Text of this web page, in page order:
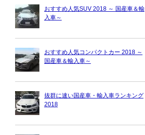
おすすめ人気SUV 2018 ～ 国産車＆輸
入車～
おすすめ人気コンパクトカー 2018 ～
国産車＆輸入車～
抜群に速い国産車・輸入車ランキング
2018